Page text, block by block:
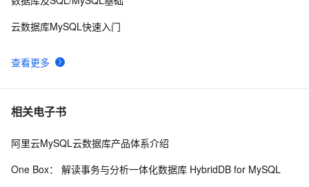
查看更多
云数据库MySQL快速入门
相关电子书
阿里云MySQL云数据库产品体系介绍
One Box： 解读事务与分析一体化数据库 HybridDB for MySQL